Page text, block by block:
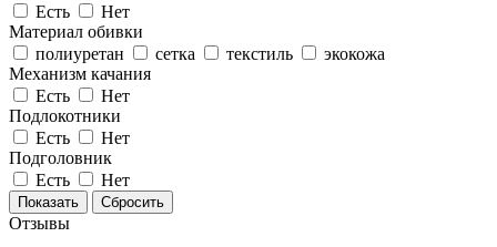
Есть
Нет
Материал обивки
полиуретан
сетка текстиль
экокожа
Механизм качания
Есть
Нет
Подлокотники
Есть
Нет
Подголовник
Есть
Нет
Сбросить
Отзывы